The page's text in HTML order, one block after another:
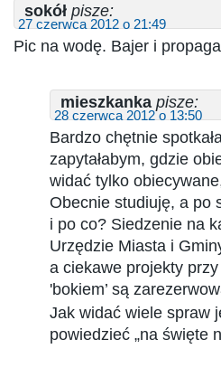
sokół pisze:
27 czerwca 2012 o 21:49
Pic na wodę. Bajer i
mieszkanka pisze:
28 czerwca 2012 o 13:50
Bardzo chętnie
zapytałabym, gdzie
widać tylko
Obecnie studiuję, a po
i po co? Siedzenie na
Urzędzie Miasta i
a ciekawe projekty
'bokiem’ są
Jak widać wiele spraw
powiedzieć „na święte